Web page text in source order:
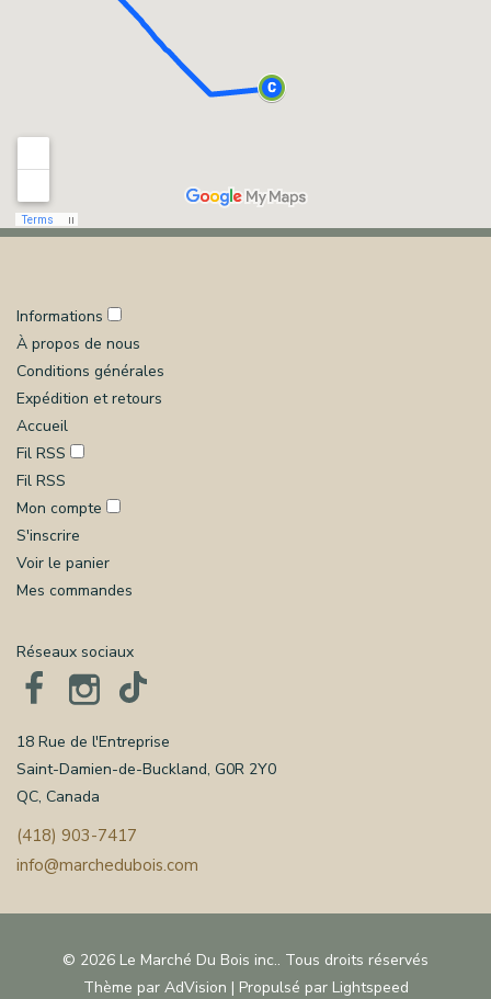
Informations
À propos de nous
Conditions générales
Expédition et retours
Accueil
Fil RSS
Fil RSS
Mon compte
S'inscrire
Voir le panier
Mes commandes
Réseaux sociaux
18 Rue de l'Entreprise
Saint-Damien-de-Buckland, G0R 2Y0
QC, Canada
(418) 903-7417
info@marchedubois.com
© 2026 Le Marché Du Bois inc.. Tous droits réservés
Thème par AdVision | Propulsé par Lightspeed